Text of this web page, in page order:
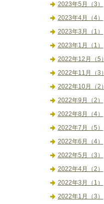
2023年5月（3）
2023年4月（4）
2023年3月（1）
2023年1月（1）
2022年12月（5）
2022年11月（3）
2022年10月（2）
2022年9月（2）
2022年8月（4）
2022年7月（5）
2022年6月（4）
2022年5月（3）
2022年4月（2）
2022年3月（1）
2022年1月（3）